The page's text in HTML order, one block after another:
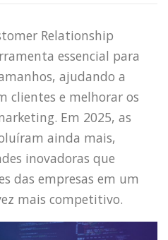
Relationship
essencial para
ajudando a
clientes e melhorar os
Em 2025, as
ainda mais,
inovadoras que
das empresas em um
mais competitivo.